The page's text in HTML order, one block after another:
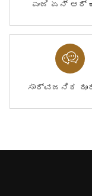
ಎಂಜಿ ಏನ್ ಆರ್
ಸಾರ್ವಜನಿಕ